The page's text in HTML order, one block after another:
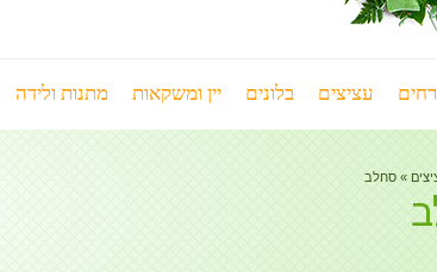
עציצים בלונים יין ומשקאות מתנות ולידה
» סחלב